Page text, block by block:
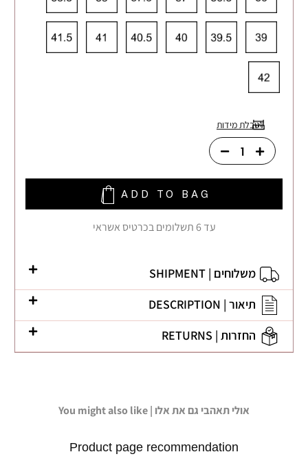
לטבלת מידות
ADD TO BAG
עד 6 תשלומים בכרטיס אשראי
משלוחים | SHIPMENT
תיאור | DESCRIPTION
החזרות | RETURNS
You might also like | אולי תאהבי גם את אלו
Product page recommendation